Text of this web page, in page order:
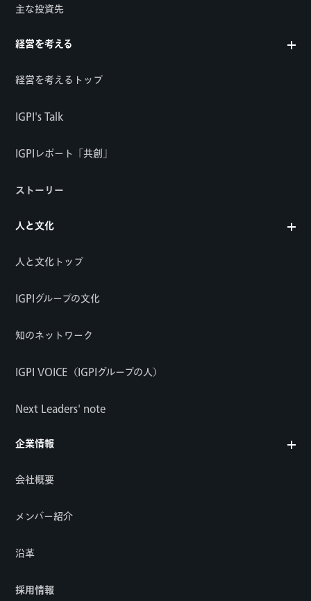
主な投資先
経営を考える
経営を考えるトップ
IGPI's Talk
IGPIレポート「共創」
ストーリー
人と文化
人と文化トップ
IGPIグループの文化
知のネットワーク
IGPI VOICE（IGPIグループの人）
Next Leaders' note
企業情報
会社概要
メンバー紹介
沿革
採用情報